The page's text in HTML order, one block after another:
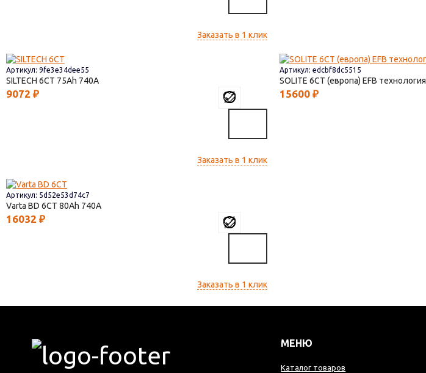
Заказать в 1 клик
Артикул: 9fe3e34dee55
SILTECH 6СТ 75 740
9072 ₽
Заказать в 1 клик
Артикул: edcbf8dc5515
SOLITE 6СТ (европа) EFB технология
15600 ₽
Артикул: 5d52e53d74c7
Varta BD 6CT 80 740
16032 ₽
Заказать в 1 клик
МЕНЮ
Каталог товаров